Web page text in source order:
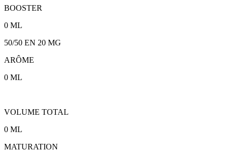
BOOSTER
0 ML
50/50 EN 20 MG
ARÔME
0 ML
VOLUME TOTAL
0 ML
MATURATION